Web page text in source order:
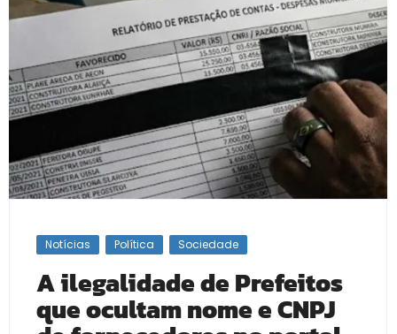
Notícias Política Sociedade
A ilegalidade de Prefeitos
que ocultam nome e CNPJ